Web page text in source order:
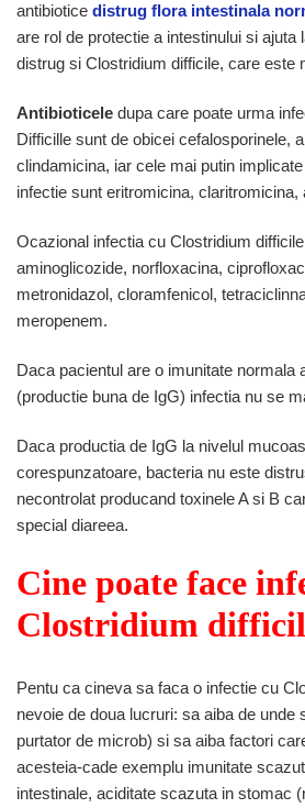
antibiotice distrug flora intestinala
are rol de protectie a intestinului si ajuta
distrug si Clostridium difficile, care este
Antibioticele dupa care poate urma
Difficille sunt de obicei cefalosporinele,
clindamicina, iar cele mai putin
infectie sunt eritromicina, claritromicina,
Ocazional infectia cu Clostridium
aminoglicozide, norfloxacina,
metronidazol, cloramfenicol,
meropenem.
Daca pacientul are o imunitate normala
(productie buna de IgG) infectia nu se
Daca productia de IgG la nivelul
corespunzatoare, bacteria nu este
necontrolat producand toxinele A si B
special diareea.
Cine poate face
Clostridium
Pentu ca cineva sa faca o infectie cu
nevoie de doua lucruri: sa aiba de unde
purtator de microb) si sa aiba factori
acesteia-cade exemplu imunitate
intestinale, aciditate scazuta in stomac